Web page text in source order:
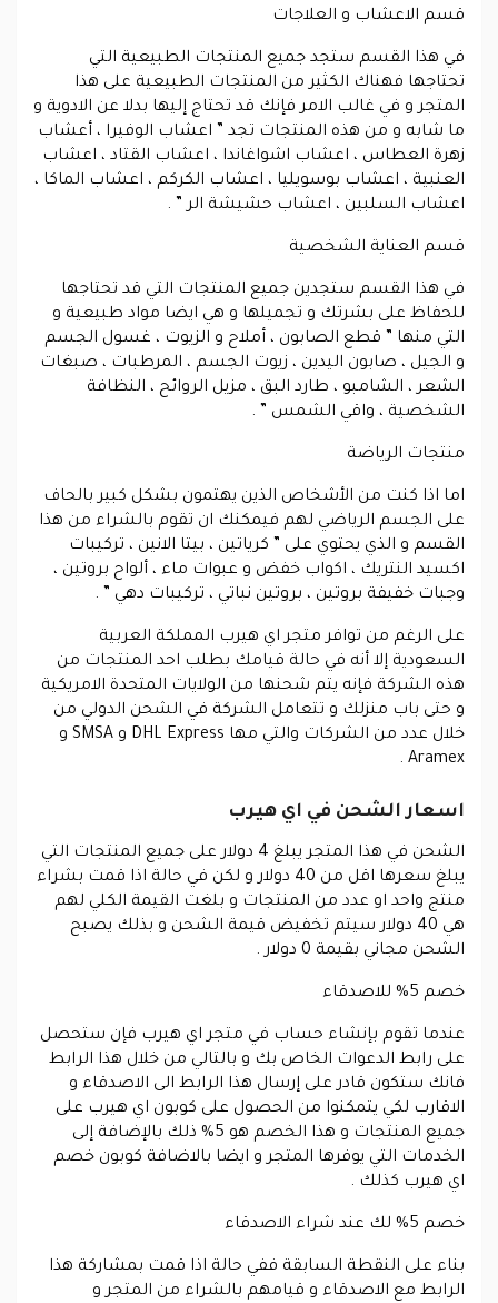
قسم الاعشاب و العلاجات
في هذا القسم ستجد جميع المنتجات الطبيعية التي
تحتاجها فهناك الكثير من المنتجات الطبيعية على هذا
المتجر و في غالب الامر فإنك قد تحتاج إليها بدلا عن الادوية و
ما شابه و من هذه المنتجات تجد ” اعشاب الوفيرا ، أعشاب
زهرة العطاس ، اعشاب اشواغاندا ، اعشاب القتاد ، اعشاب
العنبية ، اعشاب بوسويليا ، اعشاب الكركم ، اعشاب الماكا ،
اعشاب السلبين ، اعشاب حشيشة الر ” .
قسم العناية الشخصية
في هذا القسم ستجدين جميع المنتجات التي قد تحتاجها
للحفاظ على بشرتك و تجميلها و هي ايضا مواد طبيعية و
التي منها ” قطع الصابون ، أملاح و الزيوت ، غسول الجسم
و الجيل ، صابون اليدين ، زيوت الجسم ، المرطبات ، صبغات
الشعر ، الشامبو ، طارد البق ، مزيل الروائح ، النظافة
الشخصية ، واقي الشمس ” .
منتجات الرياضة
اما اذا كنت من الأشخاص الذين يهتمون بشكل كبير بالحاف
على الجسم الرياضي لهم فيمكنك ان تقوم بالشراء من هذا
القسم و الذي يحتوي على ” كرياتين ، بيتا الانين ، تركيبات
اكسيد النتريك ، اكواب خفض و عبوات ماء ، ألواح بروتين ،
وجبات خفيفة بروتين ، بروتين نباتي ، تركيبات دهي ” .
على الرغم من توافر متجر اي هيرب المملكة العربية
السعودية إلا أنه في حالة قيامك بطلب احد المنتجات من
هذه الشركة فإنه يتم شحنها من الولايات المتحدة الامريكية
و حتى باب منزلك و تتعامل الشركة في الشحن الدولي من
خلال عدد من الشركات والتي مها DHL Express و SMSA و
Aramex .
اسعار الشحن في اي هيرب
الشحن في هذا المتجر يبلغ 4 دولار على جميع المنتجات التي
يبلغ سعرها اقل من 40 دولار و لكن في حالة اذا قمت بشراء
منتج واحد او عدد من المنتجات و بلغت القيمة الكلي لهم
هي 40 دولار سيتم تخفيض قيمة الشحن و بذلك يصبح
الشحن مجاني بقيمة 0 دولار .
خصم 5% للاصدقاء
عندما تقوم بإنشاء حساب في متجر اي هيرب فإن ستحصل
على رابط الدعوات الخاص بك و بالتالي من خلال هذا الرابط
فانك ستكون قادر على إرسال هذا الرابط الى الاصدقاء و
الاقارب لكي يتمكنوا من الحصول على كوبون اي هيرب على
جميع المنتجات و هذا الخصم هو 5% ذلك بالإضافة إلى
الخدمات التي يوفرها المتجر و ايضا بالاضافة كوبون خصم
اي هيرب كذلك .
خصم 5% لك عند شراء الاصدقاء
بناء على النقطة السابقة ففي حالة اذا قمت بمشاركة هذا
الرابط مع الاصدقاء و قيامهم بالشراء من المتجر و